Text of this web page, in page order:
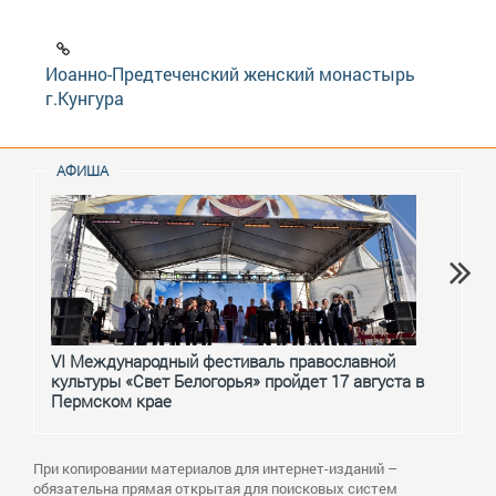
Иоанно-Предтеченский женский монастырь
г.Кунгура
АФИША
VI Международный фестиваль православной
культуры «Свет Белогорья» пройдет 17 августа в
Пермском крае
При копировании материалов для интернет-изданий –
обязательна прямая открытая для поисковых систем